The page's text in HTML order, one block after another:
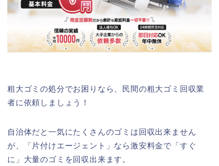
粗大ゴミの処分でお困りなら、民間の粗大ゴミ回収業
者に依頼しましょう！
自治体だと一気にたくさんのゴミは回収出来ません
が、「片付けエージェント」なら激安料金で「すぐ
に」大量のゴミを回収出来ます。